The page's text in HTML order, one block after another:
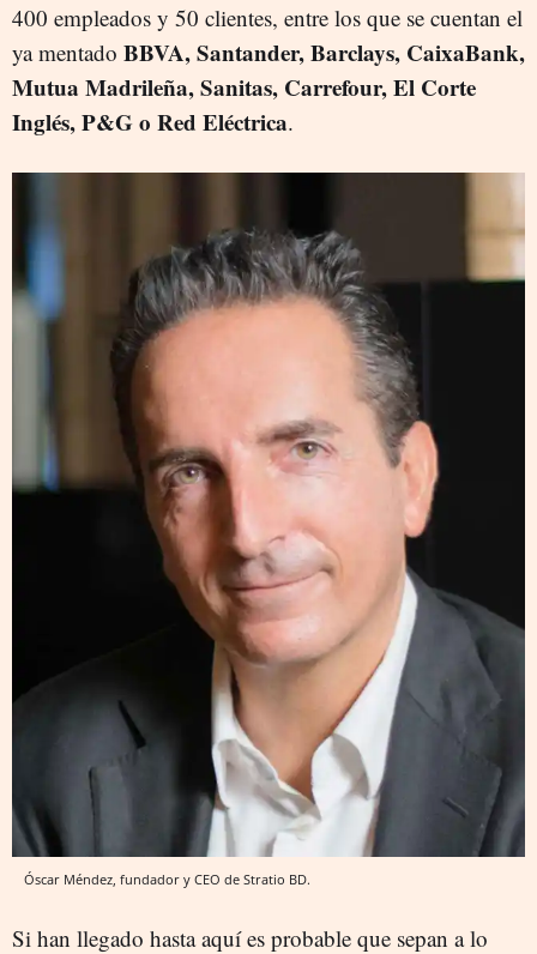
400 empleados y 50 clientes, entre los que se cuentan el
ya mentado BBVA, Santander, Barclays, CaixaBank,
Mutua Madrileña, Sanitas, Carrefour, El Corte
Inglés, P&G o Red Eléctrica.
Óscar Méndez, fundador y CEO de Stratio BD.
Si han llegado hasta aquí es probable que sepan a lo